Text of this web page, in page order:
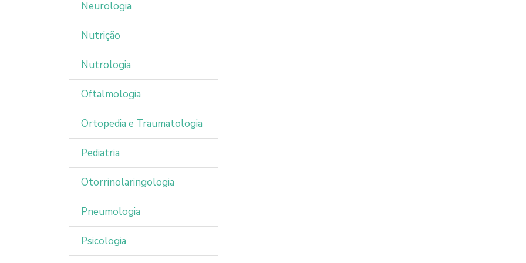
Neurologia
Nutrição
Nutrologia
Oftalmologia
Ortopedia e Traumatologia
Pediatria
Otorrinolaringologia
Pneumologia
Psicologia